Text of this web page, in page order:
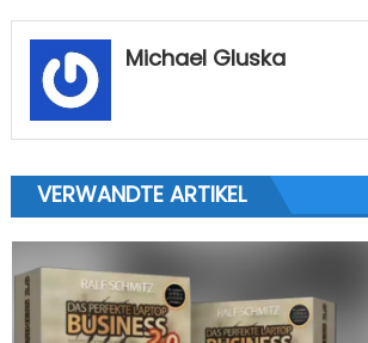
Michael Gluska
VERWANDTE ARTIKEL